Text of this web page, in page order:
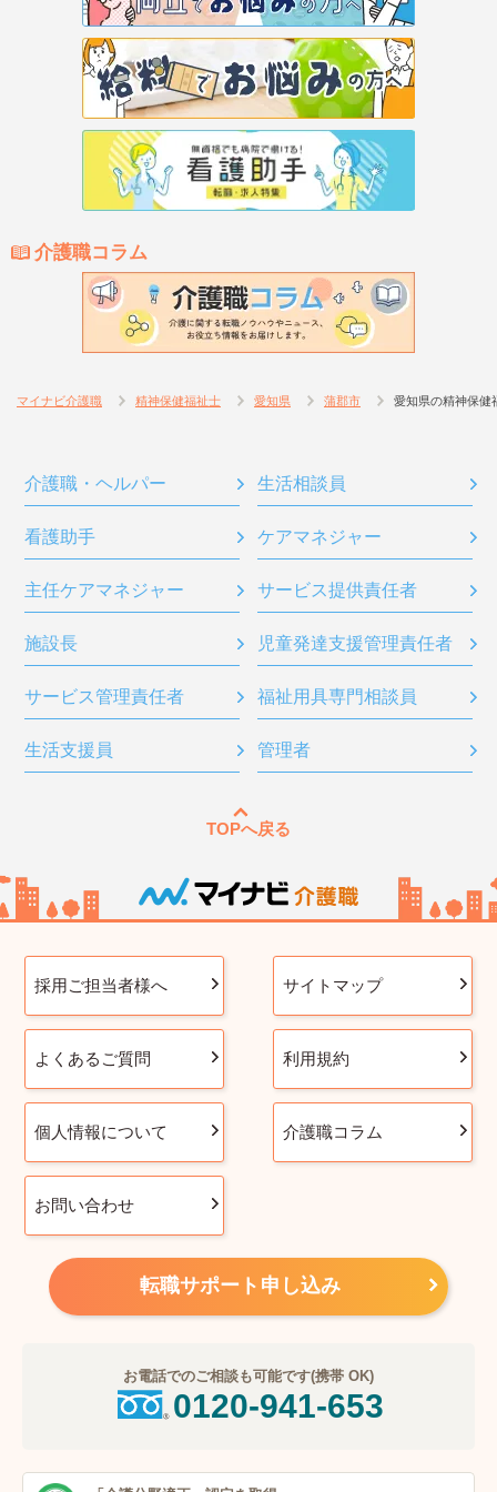
介護職コラム
マイナビ介護職 精神保健福祉士 愛知県 蒲郡市 愛知県の精神保健
介護職・ヘルパー 生活相談員
看護助手 ケアマネジャー
主任ケアマネジャー サービス提供責任者
施設長 児童発達支援管理責任者
サービス管理責任者 福祉用具専門相談員
生活支援員 管理者
TOPへ戻る
採用ご担当者様へ サイトマップ
よくあるご質問 利用規約
個人情報について 介護職コラム
お問い合わせ
転職サポート申し込み
お電話でのご相談も可能です(携帯 OK)
0120-941-653